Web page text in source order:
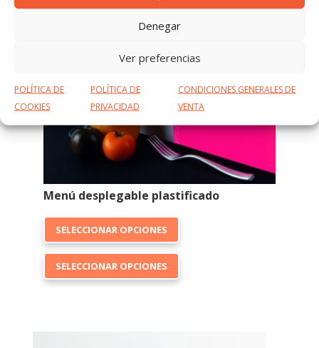
Denegar
Ver preferencias
POLÍTICA DE
COOKIES
POLÍTICA DE
PRIVACIDAD
CONDICIONES GENERALES DE
VENTA
Menú desplegable plastificado
SELECCIONAR OPCIONES
SELECCIONAR OPCIONES